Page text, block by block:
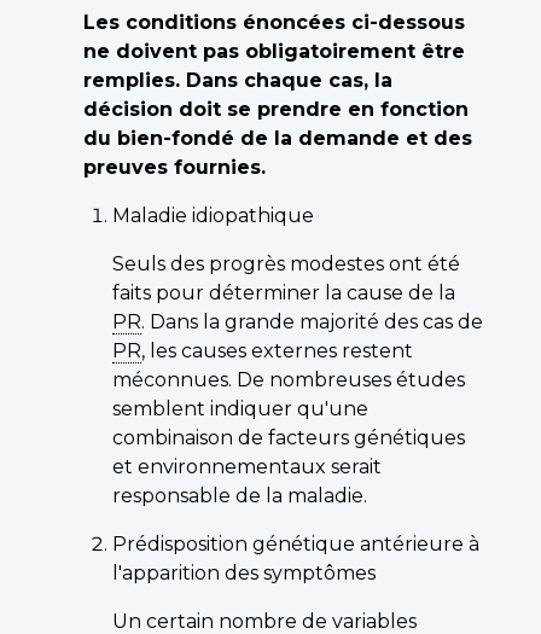
Les conditions énoncées ci-dessous
ne doivent pas obligatoirement être
remplies. Dans chaque cas, la
décision doit se prendre en fonction
du bien-fondé de la demande et des
preuves fournies.
Maladie idiopathique
Seuls des progrès modestes ont été
faits pour déterminer la cause de la
PR. Dans la grande majorité des cas de
PR, les causes externes restent
méconnues. De nombreuses études
semblent indiquer qu'une
combinaison de facteurs génétiques
et environnementaux serait
responsable de la maladie.
Prédisposition génétique antérieure à
l'apparition des symptômes
Un certain nombre de variables